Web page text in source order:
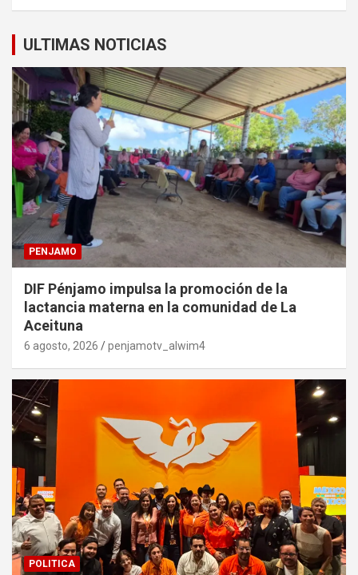
ULTIMAS NOTICIAS
PENJAMO
DIF Pénjamo impulsa la promoción de la
lactancia materna en la comunidad de La
Aceituna
6 agosto, 2026 penjamotv_alwim4
POLITICA